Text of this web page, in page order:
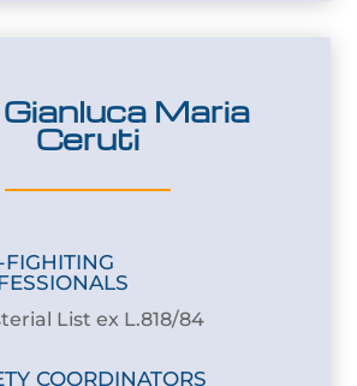
Gianluca Maria
Ceruti
FIGHITING
List ex L.818/84
COORDINATORS